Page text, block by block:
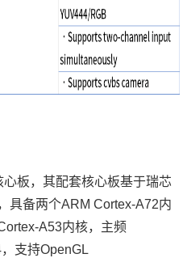
板，其配套核心板基于瑞芯
具备两个ARM Cortex-A72内
A53内核，主频
支持OpenGL